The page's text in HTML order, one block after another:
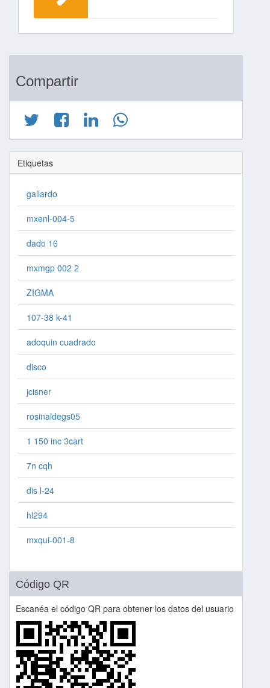
Compartir
Etiquetas
gallardo
mxenl-004-5
dado 16
mxmgp 002 2
ZIGMA
107-38 k-41
adoquin cuadrado
disco
jcisner
rosinaldegs05
1 150 inc 3cart
7n cqh
dis l-24
hl294
mxqui-001-8
Código QR
Escanéa el código QR para obtener los datos del usuario